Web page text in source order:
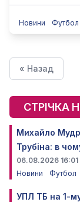
Новини Футбол
« Назад
СТРІЧКА
Михайло
Трубіна: в
06.08.2026 16:01
Новини
Футбол
УПЛ ТБ на 1-му